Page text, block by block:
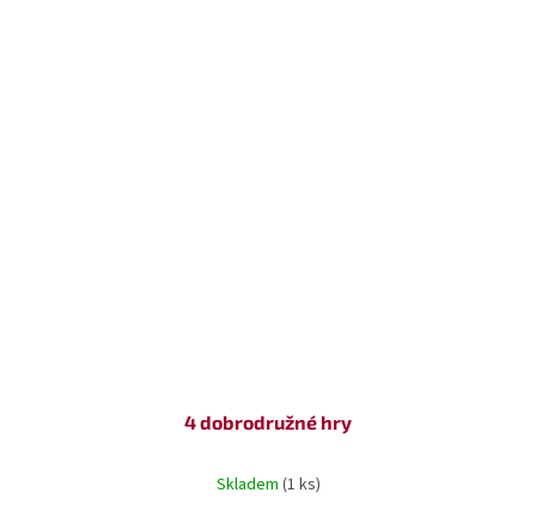
4 dobrodružné hry
Skladem (1 ks)